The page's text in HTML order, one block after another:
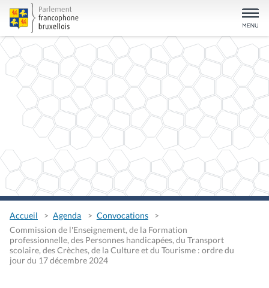
Accueil Agenda
Convocations
Commission de l'Enseignement, de la Formation
professionnelle, des Personnes handicapées, du Transport
scolaire, des Crèches, de la Culture et du Tourisme : ordre du
jour du 17 décembre 2024